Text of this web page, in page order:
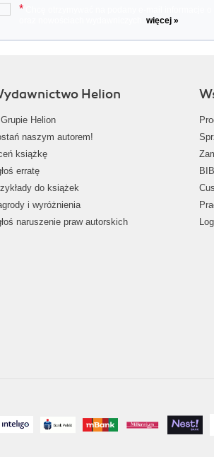
*
więcej »
Helion
Helion
naszym autorem!
książkę
erratę
do książek
i wyróżnienia
naruszenie praw autorskich